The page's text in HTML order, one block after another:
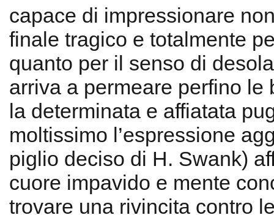
capace di impressionare
finale tragico e totalmente
quanto per il senso di
arriva a permeare perfino le
la determinata e affiatata
moltissimo l’espressione
piglio deciso di H. Swank)
cuore impavido e mente
trovare una rivincita contro